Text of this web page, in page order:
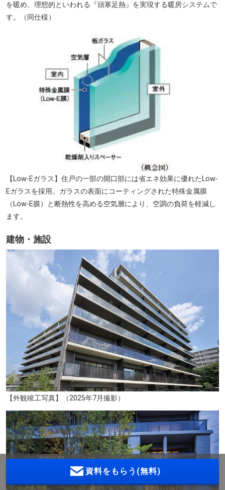
を暖め、理想的といわれる『頭寒足熱』を実現する暖房システムで
す。（同仕様）
【Low-Eガラス】住戸の一部の開口部には省エネ効果に優れたLow-
Eガラスを採用。ガラスの表面にコーティングされた特殊金属膜
（Low-E膜）と断熱性を高める空気層により、空調の負荷を軽減し
ます。
建物・施設
【外観竣工写真】（2025年7月撮影）
資料をもらう(無料)